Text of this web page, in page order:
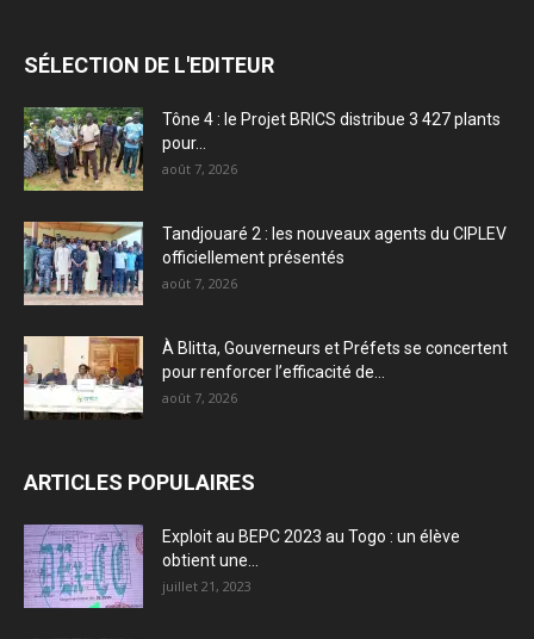
SÉLECTION DE L'EDITEUR
Tône 4 : le Projet BRICS distribue 3 427 plants
pour...
août 7, 2026
Tandjouaré 2 : les nouveaux agents du CIPLEV
officiellement présentés
août 7, 2026
À Blitta, Gouverneurs et Préfets se concertent
pour renforcer l’efficacité de...
août 7, 2026
ARTICLES POPULAIRES
Exploit au BEPC 2023 au Togo : un élève
obtient une...
juillet 21, 2023